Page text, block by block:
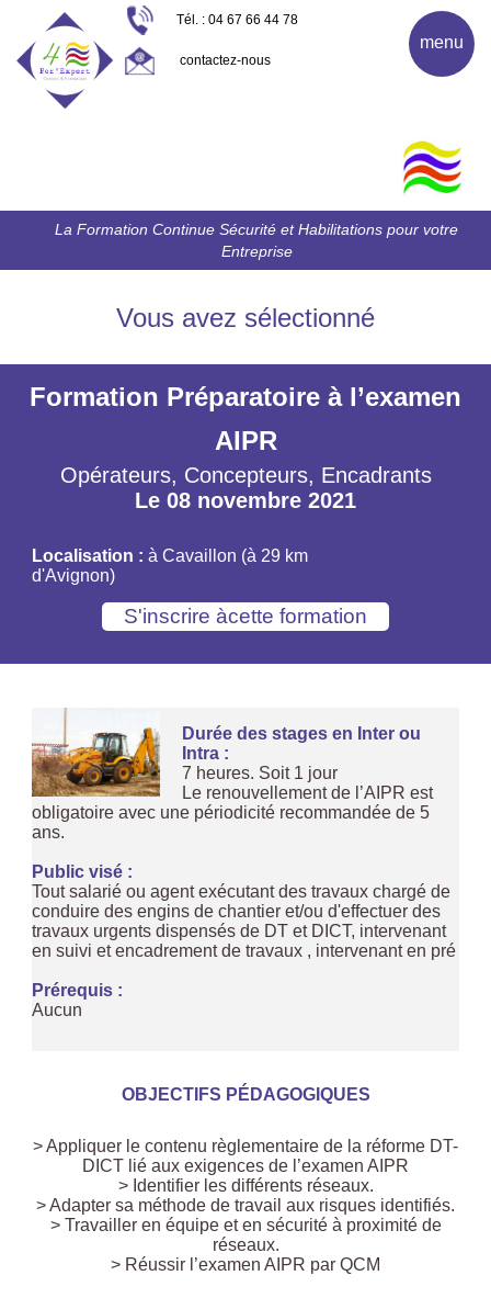
Tél. : 04 67 66 44 78
contactez-nous
La Formation Continue Sécurité et Habilitations pour votre
Entreprise
menu
Vous avez sélectionné
Formation Préparatoire à l’examen
AIPR
Opérateurs, Concepteurs, Encadrants
Le 08 novembre 2021
Localisation : à Cavaillon (à 29 km
d'Avignon)
Durée des stages en Inter ou
Intra :
7 heures. Soit 1 jour
Le renouvellement de l’AIPR est
obligatoire avec une périodicité recommandée de 5
ans.
Public visé :
Tout salarié ou agent exécutant des travaux chargé de
conduire des engins de chantier et/ou d'effectuer des
travaux urgents dispensés de DT et DICT, intervenant
en suivi et encadrement de travaux , intervenant en pré
Prérequis :
Aucun
OBJECTIFS PÉDAGOGIQUES
> Appliquer le contenu règlementaire de la réforme DT-
DICT lié aux exigences de l’examen AIPR
> Identifier les différents réseaux.
> Adapter sa méthode de travail aux risques identifiés.
> Travailler en équipe et en sécurité à proximité de
réseaux.
> Réussir l’examen AIPR par QCM